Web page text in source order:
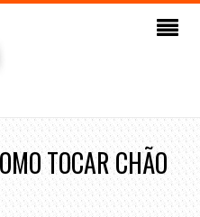
TOCAR CHÃO